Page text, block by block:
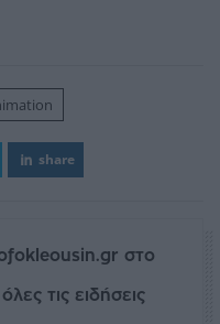
share
στο
τις ειδήσεις